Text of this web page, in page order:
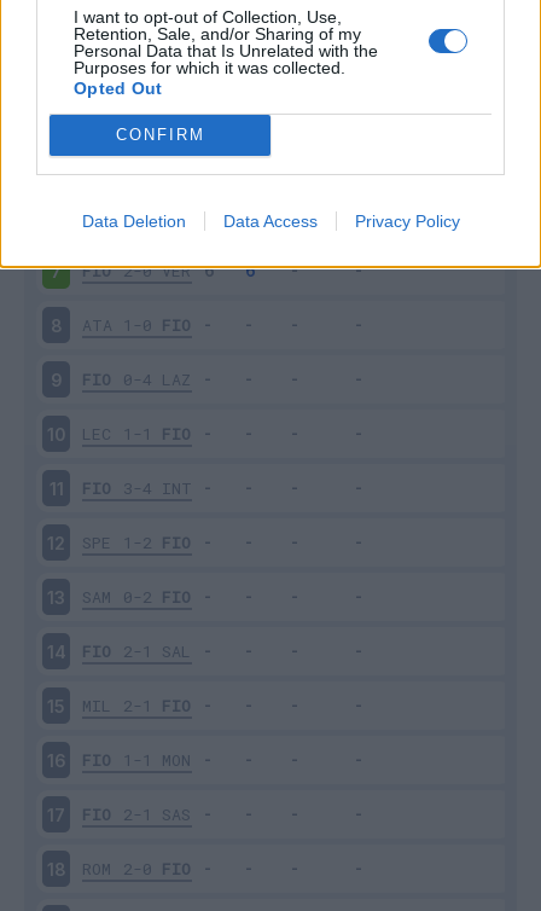
I want to opt-out of Collection, Use,
Retention, Sale, and/or Sharing of my
Personal Data that Is Unrelated with the
Purposes for which it was collected.
Opted Out
CONFIRM
Data Deletion Data Access Privacy Policy
Scarica riepilogo
stagionale
Scarica
Giornata VotoFV EntratoUscito Bonus/Malus
5 FIO 1-1 JUV
BOL 2-1 FIO
7 FIO 2-0 VER
8 ATA 1-0 FIO
9 FIO 0-4 LAZ
10 LEC 1-1 FIO
11 FIO 3-4 INT
12 SPE 1-2 FIO
13 SAM 0-2 FIO
14 FIO 2-1 SAL
15 MIL 2-1 FIO
16 FIO 1-1 MON
17 FIO 2-1 SAS
18 ROM 2-0 FIO